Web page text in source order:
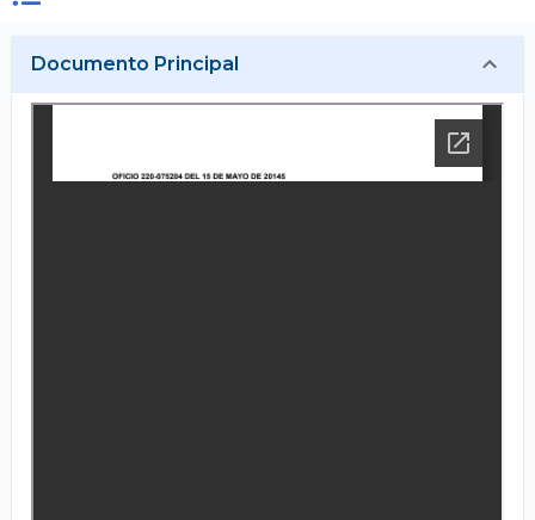
Documento Principal